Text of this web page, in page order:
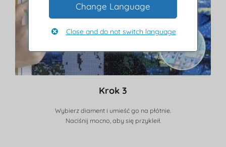
Krok 3
Wybierz diament i umieść go na płótnie.
Naciśnij mocno, aby się przykleił.
Change Language
Close and do not switch language